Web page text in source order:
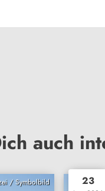
auch
/ Symbolbild 23